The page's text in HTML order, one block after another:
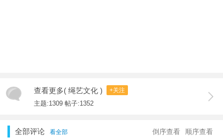
查看更多( 绳艺文化 ) +关注
主题:1309 帖子:1352
全部评论 看全部 顺序查看
倒序查看